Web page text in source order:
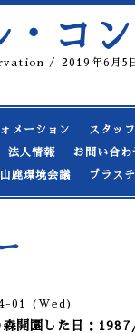
・コ
/ 2019年6月5
メーション スタッ
法人情報 お問い合わ
山鹿環境会議 プラス
01 (Wed)
森開園した日：